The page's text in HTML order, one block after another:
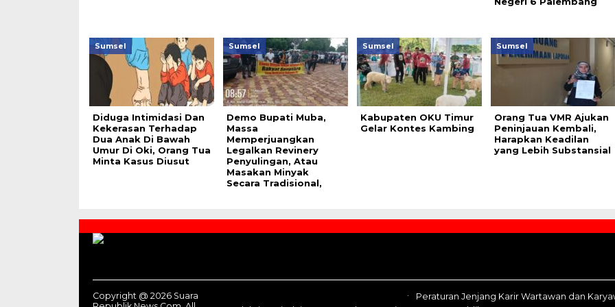
Sumsel
Diduga Intimidasi Dan
Kekerasan Terhadap
Dua Anak Di Bawah
Umur Di Oki, Orang Tua
Minta Kasus Diusut
Sumsel
Demo Bupati Muba,
Massa
Memperjuangkan
Legalkan Revinery
Penyulingan, Atau
Masakan Minyak
Secara Tradisional,
Sumsel
Kabupaten OKU Timur
Gelar Kontes Kambing
Sumsel
Orang Tua VMR Ajukan
Peninjauan Kembali,
Harapkan Keadilan
yang Lebih Substansial
Copyright @ 2026 Suara
Peraturan Jenjang Karir Wartawan dan